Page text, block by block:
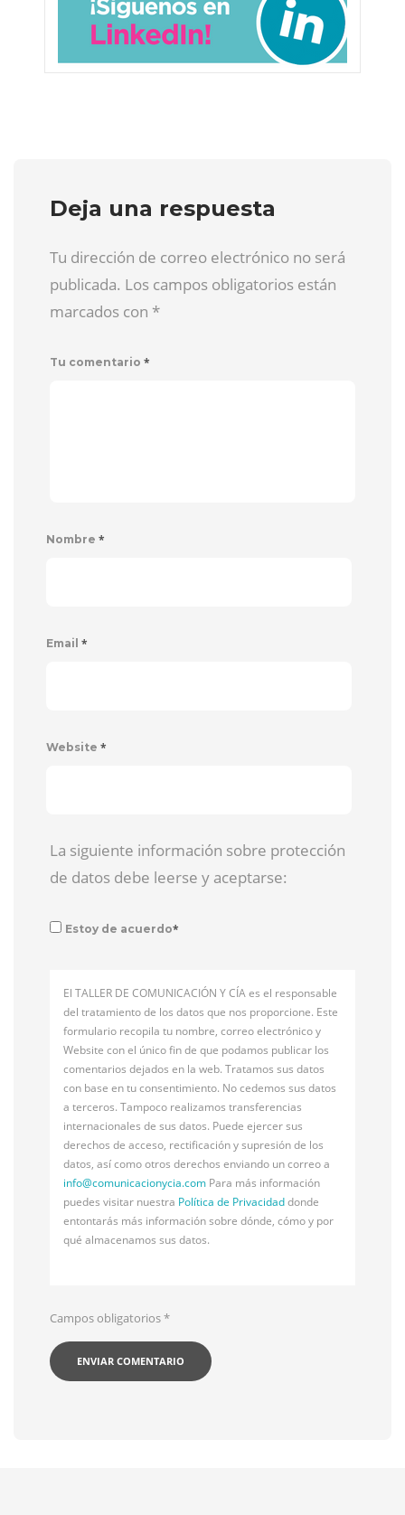
Deja una respuesta
Tu dirección de correo electrónico no será
publicada. Los campos obligatorios están
marcados con *
Tu comentario *
Nombre *
Email *
Website *
La siguiente información sobre protección
de datos debe leerse y aceptarse:
Estoy de acuerdo*
El TALLER DE COMUNICACIÓN Y CÍA es el responsable
del tratamiento de los datos que nos proporcione. Este
formulario recopila tu nombre, correo electrónico y
Website con el único fin de que podamos publicar los
comentarios dejados en la web. Tratamos sus datos
con base en tu consentimiento. No cedemos sus datos
a terceros. Tampoco realizamos transferencias
internacionales de sus datos. Puede ejercer sus
derechos de acceso, rectificación y supresión de los
datos, así como otros derechos enviando un correo a
info@comunicacionycia.com Para más información
puedes visitar nuestra Política de Privacidaddonde
entontarás más información sobre dónde, cómo y por
qué almacenamos sus datos.
Campos obligatorios*